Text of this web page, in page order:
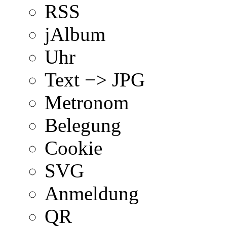
RSS
jAlbum
Uhr
Text −> JPG
Metronom
Belegung
Cookie
SVG
Anmeldung
QR